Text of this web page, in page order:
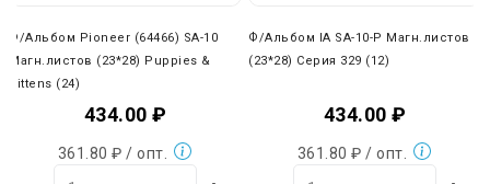
Ф/Альбом Pioneer (64466) SA-10
Магн.листов (23*28) Puppies &
Kittens (24)
434.00 ₽
361.80 ₽ / опт.
Ф/Альбом IA SA-10-P Магн.листов
(23*28) Серия 329 (12)
434.00 ₽
361.80 ₽ / опт.